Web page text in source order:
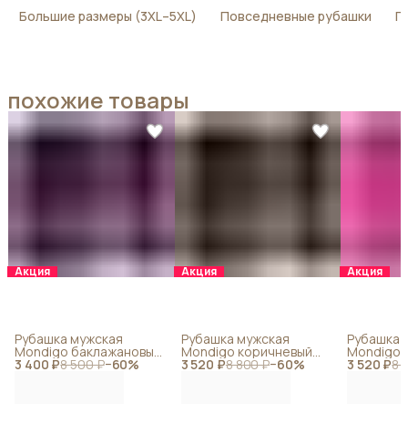
Большие размеры (3XL–5XL) Повседневные рубашки
похожие товары
Акция
3 400 ₽8 500 ₽−60%
Рубашка мужская
Mondigo баклажановый
16611-77
Акция
3 520 ₽8 800 ₽−60%
Рубашка мужская
Mondigo коричневый
16605-49
Акция
3 520 ₽8
Рубашка
Mondigo
16605-74